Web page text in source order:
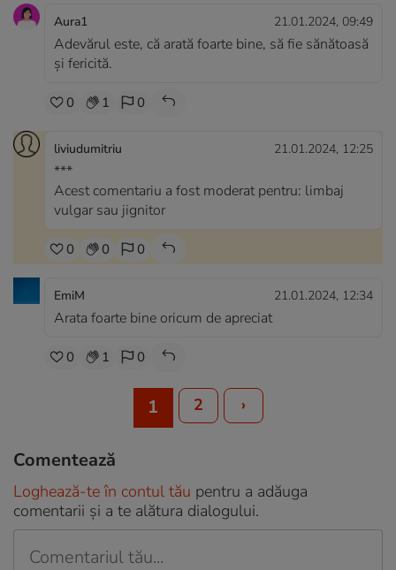
Aura1 21.01.2024, 09:49
Adevărul este, că arată foarte bine, să fie sănătoasă
și fericită.
0 1 0
liviudumitriu 21.01.2024, 12:25
***
Acest comentariu a fost moderat pentru: limbaj
vulgar sau jignitor
0 0 0
EmiM 21.01.2024, 12:34
Arata foarte bine oricum de apreciat
0 1 0
1 2 ›
Comentează
Loghează-te în contul tău pentru a adăuga
comentarii și a te alătura dialogului.